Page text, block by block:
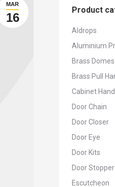
MAR
16
Product
Aldrops
Aluminium
Brass Domes
Brass Pull
Cabinet
Door Chain
Door Closer
Door Eye
Door Kits
Door Stopper
Escutcheon